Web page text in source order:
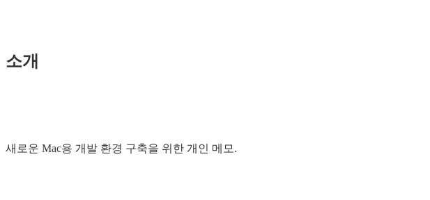
소개
새로운 Mac용 개발 환경 구축을 위한 개인 메모.